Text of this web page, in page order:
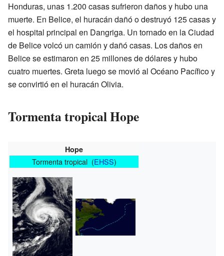
Honduras, unas 1.200 casas sufrieron daños y hubo una
muerte. En Belice, el huracán dañó o destruyó 125 casas y
el hospital principal en Dangriga. Un tornado en la Ciudad
de Belice volcó un camión y dañó casas. Los daños en
Belice se estimaron en 25 millones de dólares y hubo
cuatro muertes. Greta luego se movió al Océano Pacífico y
se convirtió en el huracán Olivia.
Tormenta tropical Hope
Hope
Tormenta tropical (EHSS)